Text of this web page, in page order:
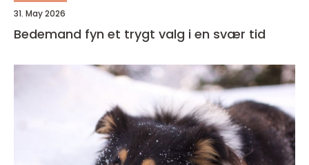
31. May 2026
Bedemand fyn et trygt valg i en svær tid